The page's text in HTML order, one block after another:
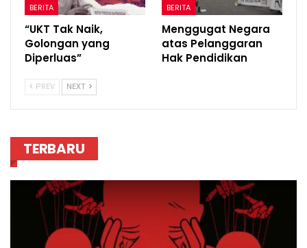
BERITA
“UKT Tak Naik,
Golongan yang
Diperluas”
BERITA
Menggugat Negara
atas Pelanggaran
Hak Pendidikan
PREV NEXT
TERBARU